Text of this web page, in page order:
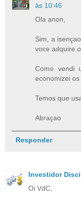
às 10:46
Ola anon,
Sim, a
voce adquire
Como vendi
economizei os
Temos que
Abraçao
Responder
Investidor
Oi VdC,